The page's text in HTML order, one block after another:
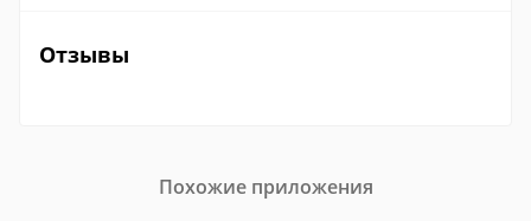
Отзывы
Похожие приложения